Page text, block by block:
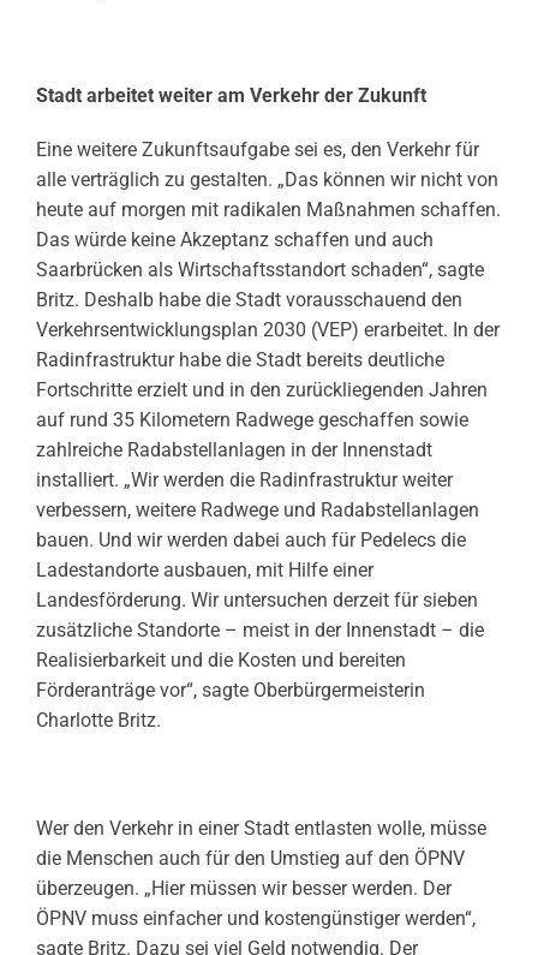
Stadt arbeitet weiter am Verkehr der Zukunft
Eine weitere Zukunftsaufgabe sei es, den Verkehr für
alle verträglich zu gestalten. „Das können wir nicht von
heute auf morgen mit radikalen Maßnahmen schaffen.
Das würde keine Akzeptanz schaffen und auch
Saarbrücken als Wirtschaftsstandort schaden“, sagte
Britz. Deshalb habe die Stadt vorausschauend den
Verkehrsentwicklungsplan 2030 (VEP) erarbeitet. In der
Radinfrastruktur habe die Stadt bereits deutliche
Fortschritte erzielt und in den zurückliegenden Jahren
auf rund 35 Kilometern Radwege geschaffen sowie
zahlreiche Radabstellanlagen in der Innenstadt
installiert. „Wir werden die Radinfrastruktur weiter
verbessern, weitere Radwege und Radabstellanlagen
bauen. Und wir werden dabei auch für Pedelecs die
Ladestandorte ausbauen, mit Hilfe einer
Landesförderung. Wir untersuchen derzeit für sieben
zusätzliche Standorte – meist in der Innenstadt – die
Realisierbarkeit und die Kosten und bereiten
Förderanträge vor“, sagte Oberbürgermeisterin
Charlotte Britz.
Wer den Verkehr in einer Stadt entlasten wolle, müsse
die Menschen auch für den Umstieg auf den ÖPNV
überzeugen. „Hier müssen wir besser werden. Der
ÖPNV muss einfacher und kostengünstiger werden“,
sagte Britz. Dazu sei viel Geld notwendig. Der